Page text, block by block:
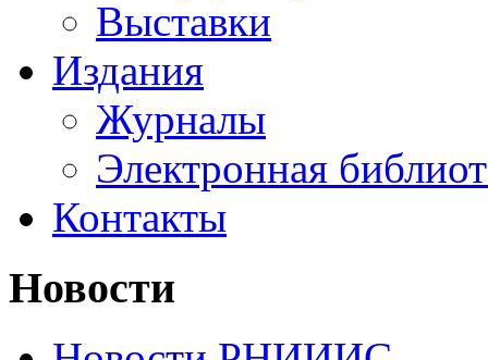
Выставки
Издания
Журналы
Электронная
Контакты
Новости